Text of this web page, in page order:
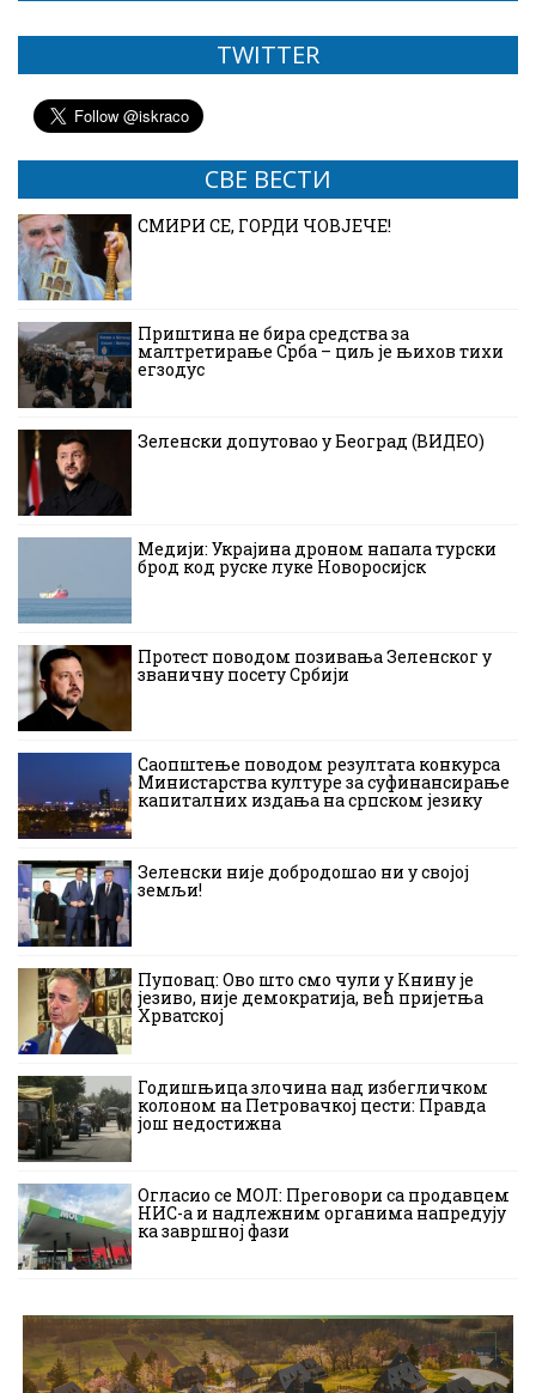
TWITTER
СВЕ ВЕСТИ
СМИРИ СЕ, ГОРДИ ЧОВЈЕЧЕ!
Приштина не бира средства за
малтретирање Срба – циљ је њихов тихи
егзодус
Зеленски допутовао у Београд (ВИДЕО)
Медији: Украјина дроном напала турски
брод код руске луке Новоросијск
Протест поводом позивања Зеленског у
званичну посету Србији
Саопштење поводом резултата конкурса
Министарства културе за суфинансирање
капиталних издања на српском језику
Зеленски није добродошао ни у својој
земљи!
Пуповац: Ово што смо чули у Книну је
језиво, није демократија, већ пријетња
Хрватској
Годишњица злочина над избегличком
колоном на Петровачкој цести: Правда
још недостижна
Огласио се МОЛ: Преговори са продавцем
НИС-а и надлежним органима напредују
ка завршној фази